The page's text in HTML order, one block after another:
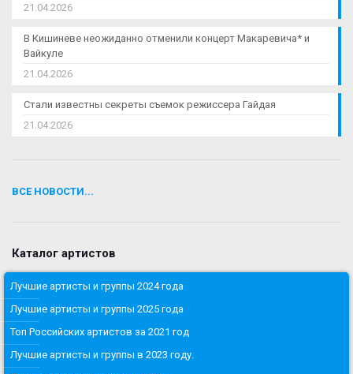
21.04.2026
В Кишиневе неожиданно отменили концерт Макаревича* и
Вайкуле
21.04.2026
Стали известны секреты съемок режиссера Гайдая
21.04.2026
ВСЕ НОВОСТИ...
Каталог артистов
Лучшие артисты и группы 2024 года
Лучшие артисты и группы 2025 года
Топ Российских артистов за 2021 год
Лучшие артисты и группы в 2023 году.